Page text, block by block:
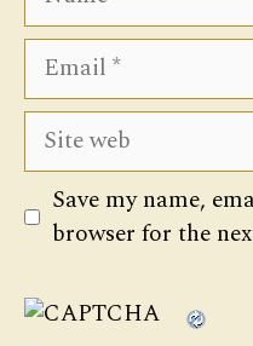
Email
Site
web
Save my name,
browser for the